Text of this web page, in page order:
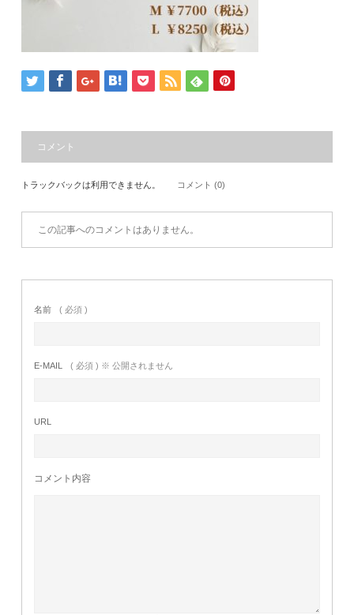
コメント
トラックバックは利用できません。 コメント (0)
この記事へのコメントはありません。
名前 ( 必須 )
E-MAIL ( 必須 ) ※ 公開されません
URL
コメント内容